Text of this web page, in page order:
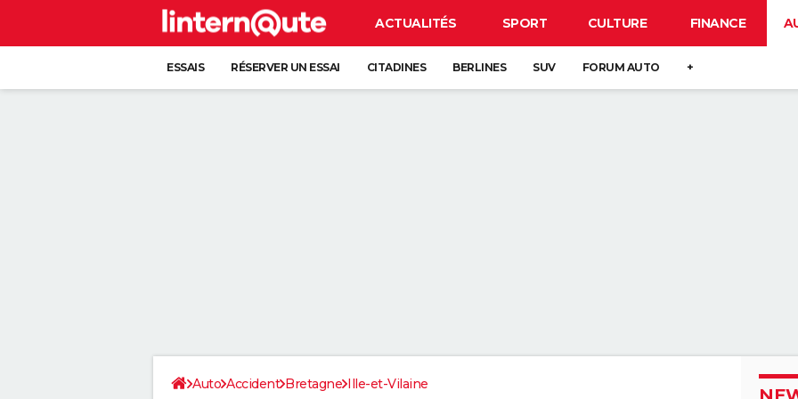
ACTUALITÉS SPORT CULTURE FINANCE
ESSAIS RÉSERVER UN ESSAI CITADINES BERLINES SUV FORUM AUTO +
Auto Accident Bretagne Ille-et-Vilaine